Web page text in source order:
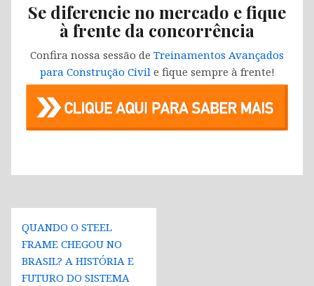
Se diferencie no mercado e fique
à frente da concorrência
Confira nossa sessão de Treinamentos Avançados
para Construção Civile fique sempre à frente!
Navegação
de
Post
QUANDO O STEEL
FRAME CHEGOU NO
BRASIL? A HISTÓRIA E
FUTURO DO SISTEMA